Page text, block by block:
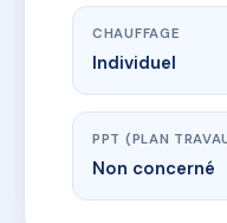
CHAUFFAGE
Individuel
PPT (PLAN
Non concerné